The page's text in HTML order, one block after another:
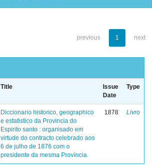
previous 1 next
Title
Issue
Date
Type
Diccionario historico, geographico
e estatistico da Provincia do
Espirito santo : organisado em
virtude do contracto celebrado aos
6 de julho de 1876 com o
presidente da mesma Província.
1878 Livro